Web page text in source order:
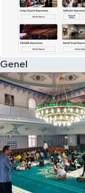
Genel